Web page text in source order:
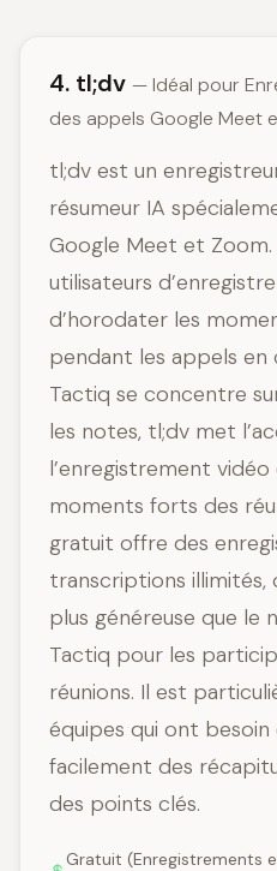
4. tl;dv — Idéal pour
des appels Google Meet
tl;dv est un
résumeur IA
Google Meet et
utilisateurs
d’horodater les
pendant les appels en
Tactiq se concentre
les notes, tl;dv met
l’enregistrement
moments forts des
gratuit offre des
transcriptions
plus généreuse que le
Tactiq pour les
réunions. Il est
équipes qui ont
facilement des
des points clés.
Gratuit (Enregistrements